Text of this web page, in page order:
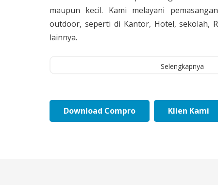
maupun kecil. Kami melayani
outdoor, seperti di Kantor, Hotel, sekolah,
lainnya.
Selengkapnya
Download Compro Klien Kami